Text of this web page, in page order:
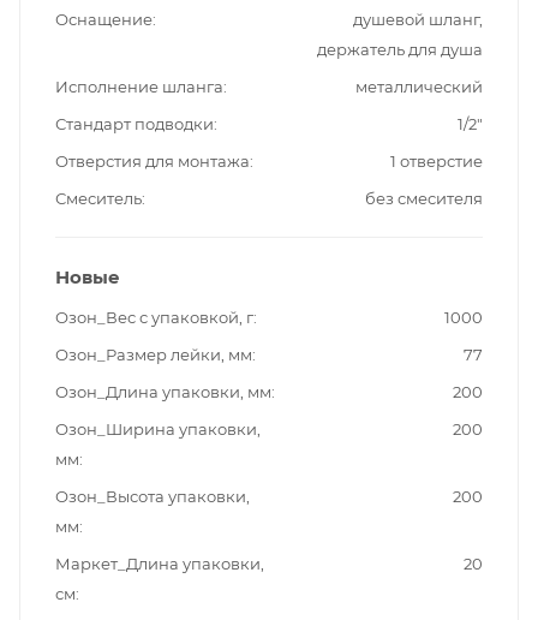
Оснащение
душевой шланг,
держатель для душа
Исполнение шланга
металлический
Стандарт подводки
1/2"
Отверстия для монтажа
1 отверстие
Смеситель
без смесителя
Новые
Озон_Вес с упаковкой, г
1000
Озон_Размер лейки, мм
77
Озон_Длина упаковки, мм
200
Озон_Ширина упаковки,
мм
200
Озон_Высота упаковки,
мм
200
Маркет_Длина упаковки,
см
20